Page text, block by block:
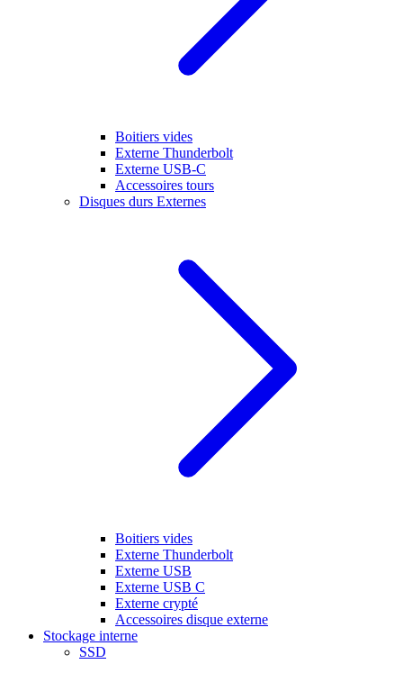
Boitiers vides
Externe Thunderbolt
Externe USB-C
Accessoires tours
Disques durs Externes
Boitiers vides
Externe Thunderbolt
Externe USB
Externe USB C
Externe crypté
Accessoires disque externe
Stockage interne
SSD